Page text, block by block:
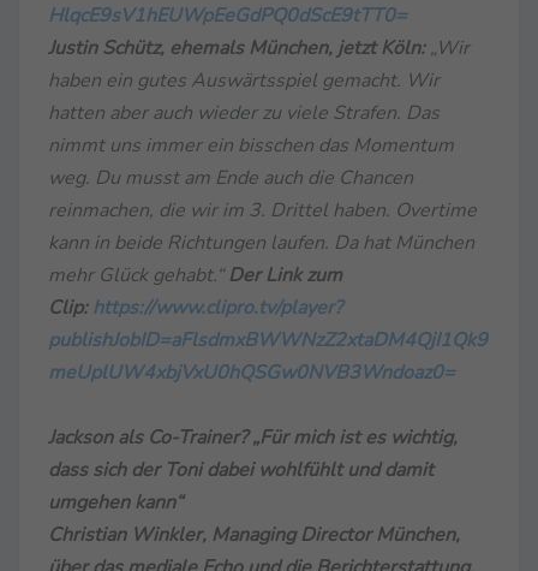
HlqcE9sV1hEUWpEeGdPQ0dScE9tTT0=
Justin Schütz, ehemals München, jetzt Köln:„Wir
haben ein gutes Auswärtsspiel gemacht. Wir
hatten aber auch wieder zu viele Strafen. Das
nimmt uns immer ein bisschen das Momentum
weg. Du musst am Ende auch die Chancen
reinmachen, die wir im 3. Drittel haben. Overtime
kann in beide Richtungen laufen. Da hat München
mehr Glück gehabt.“ Der Link zum
Clip:https://www.clipro.tv/player?
publishJobID=aFlsdmxBWWNzZ2xtaDM4QjI1Qk9
meUplUW4xbjVxU0hQSGw0NVB3Wndoaz0=
Jackson als Co-Trainer? „Für mich ist es wichtig,
dass sich der Toni dabei wohlfühlt und damit
umgehen kann“
Christian Winkler, Managing Director München,